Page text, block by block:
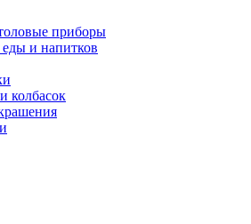
приборы
еды и напитков
колбасок